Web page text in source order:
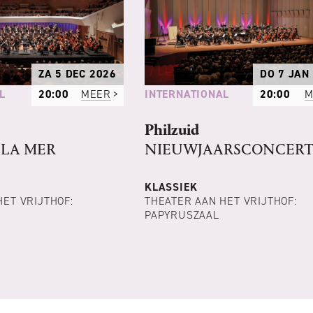
ZA 5 DEC 2026
20:00
MEER
MER
VRIJTHOF:
INTERNATIONAL
DO 7
20:00
Philzuid
NIEUWJAARSCONCERT
KLASSIEK
THEATER AAN HET VRIJTHOF:
PAPYRUSZAAL